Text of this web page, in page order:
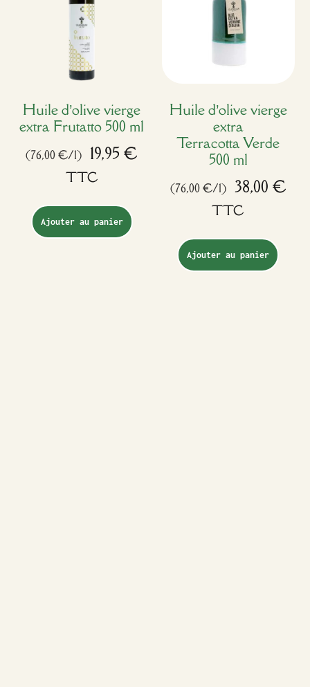
Huile d’olive vierge
extra Frutatto 500 ml
(76,00 €/l) 19,95€
TTC
Ajouter au panier
Huile d’olive vierge
extra
Terracotta Verde
500 ml
(76,00 €/l) 38,00 €
TTC
Ajouter au panier